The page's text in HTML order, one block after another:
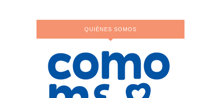
QUIÉNES SOMOS